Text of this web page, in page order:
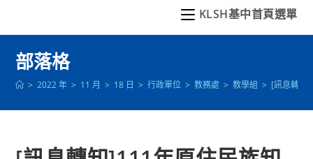
KLSH基中首頁選單
部落格
> 2022 年 > 11 月 > 18 日 > 行政單位 > 教務處 > 教學組 > [訊息轉知